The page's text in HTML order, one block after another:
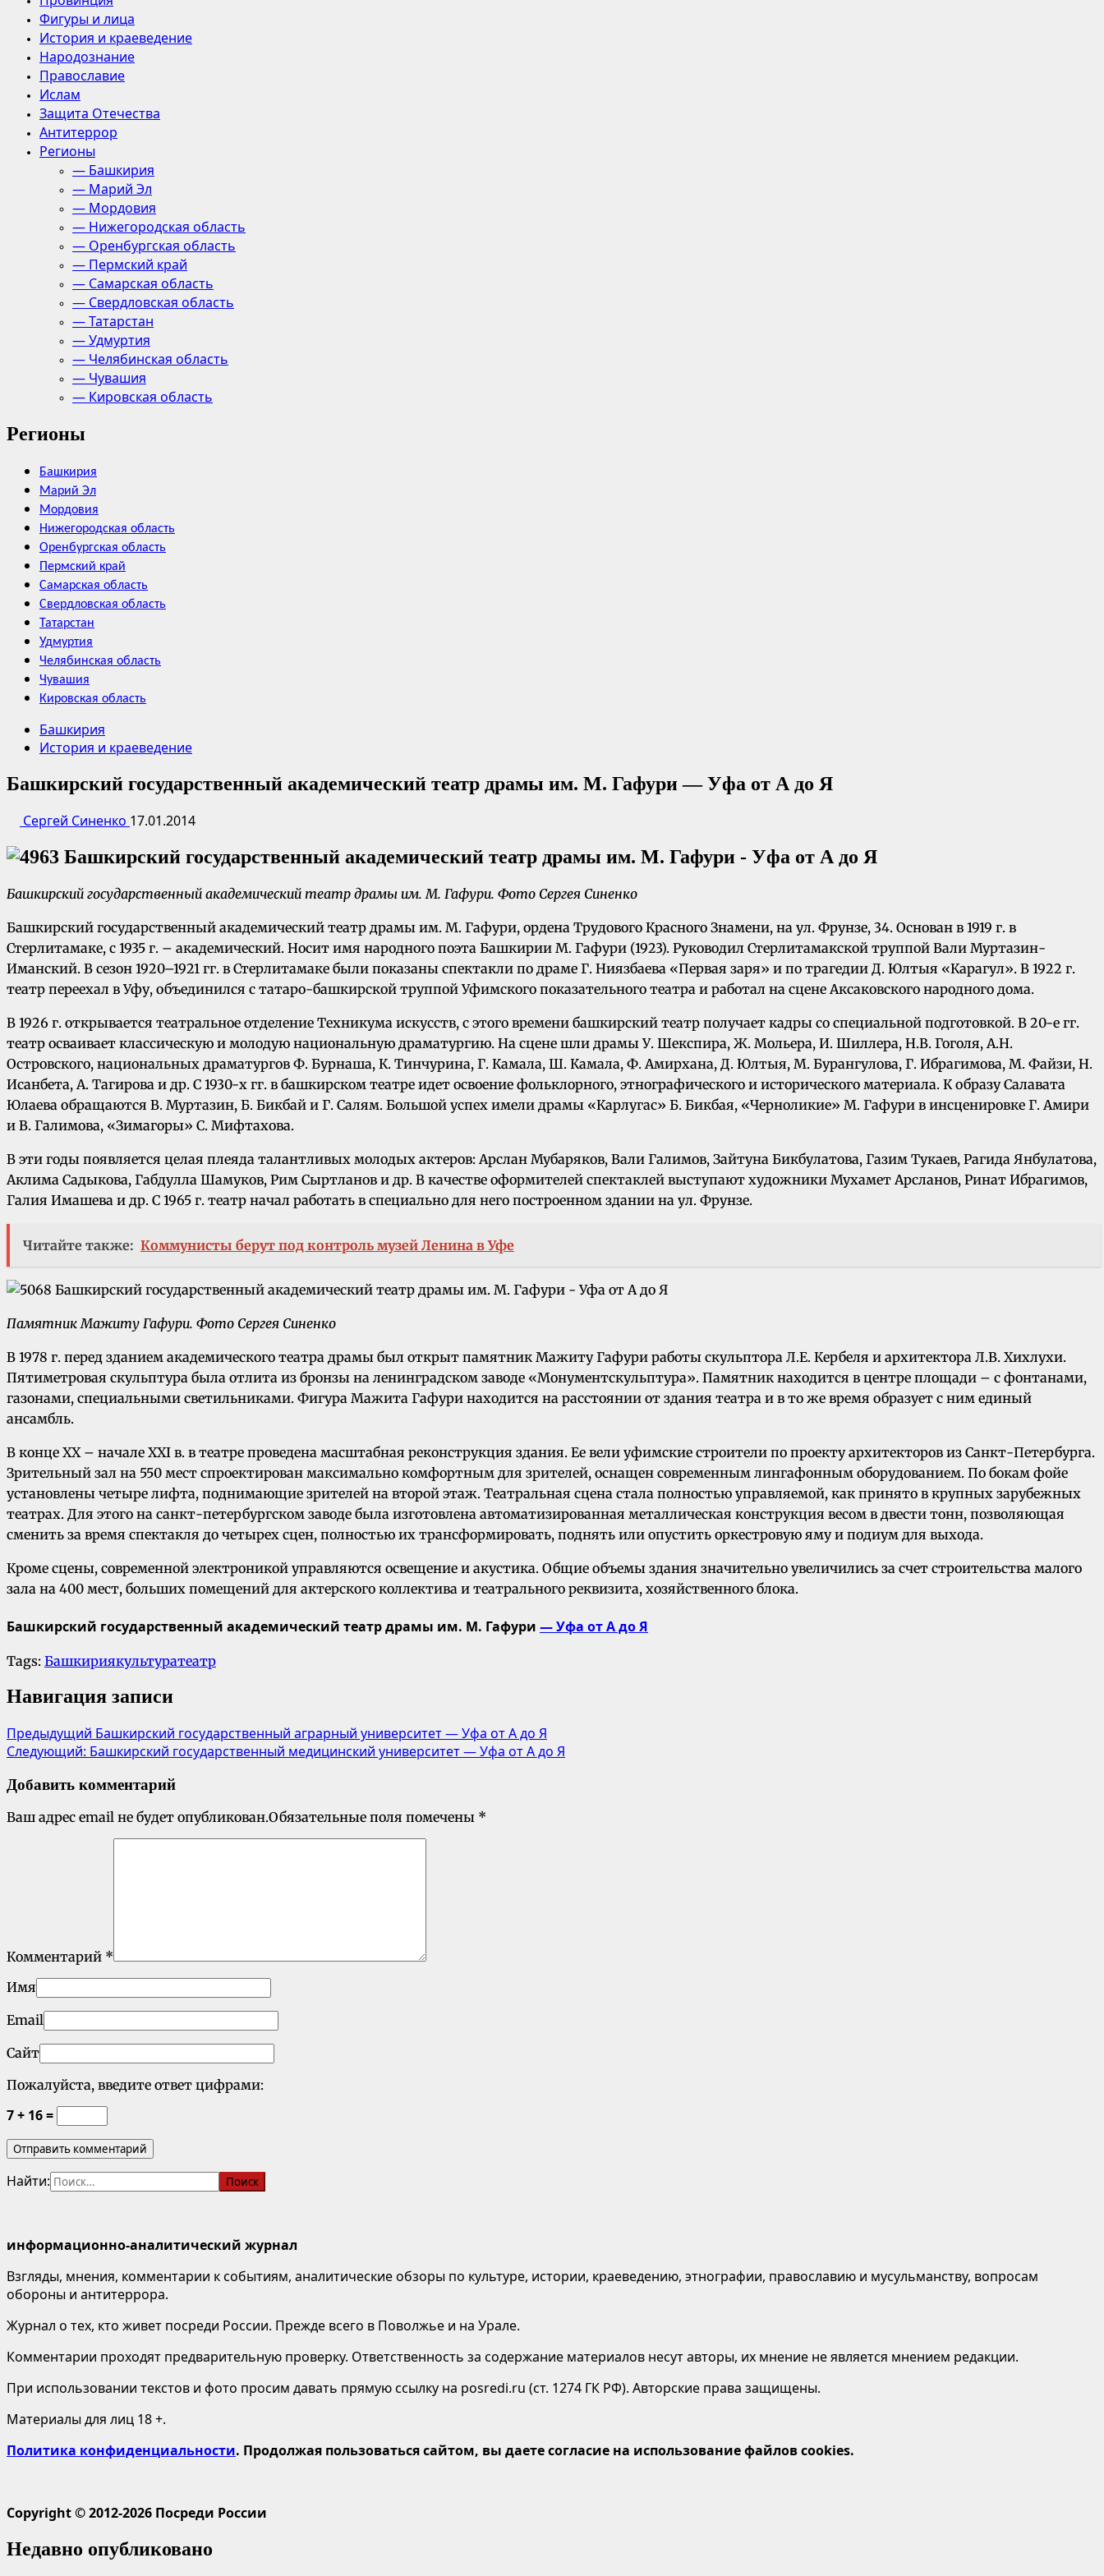
Фигуры и лица
История и краеведение
Народознание
Православие
Ислам
Защита Отечества
Антитеррор
Регионы
— Башкирия
— Марий Эл
— Мордовия
— Нижегородская область
— Оренбургская область
— Пермский край
— Самарская область
— Свердловская область
— Татарстан
— Удмуртия
— Челябинская область
— Чувашия
— Кировская область
Регионы
Башкирия
Марий Эл
Мордовия
Нижегородская область
Оренбургская область
Пермский край
Самарская область
Свердловская область
Татарстан
Удмуртия
Челябинская область
Чувашия
Кировская область
Башкирия
История и краеведение
Башкирский государственный академический театр драмы им. М. Гафури — Уфа от А до Я
Сергей Синенко 17.01.2014
Башкирский государственный академический театр драмы им. М. Гафури. Фото Сергея Синенко
Башкирский государственный академический театр драмы им. М. Гафури, ордена Трудового Красного Знамени, на ул. Фрунзе, 34. Основан в 1919 г. в
Стерлитамаке, с 1935 г. – академический. Носит имя народного поэта Башкирии М. Гафури (1923). Руководил Стерлитамакской труппой Вали Муртазин-
Иманский. В сезон 1920–1921 гг. в Стерлитамаке были показаны спектакли по драме Г. Ниязбаева «Первая заря» и по трагедии Д. Юлтыя «Карагул». В 1922 г.
театр переехал в Уфу, объединился с татаро-башкирской труппой Уфимского показательного театра и работал на сцене Аксаковского народного дома.
В 1926 г. открывается театральное отделение Техникума искусств, с этого времени башкирский театр получает кадры со специальной подготовкой. В 20-е гг.
театр осваивает классическую и молодую национальную драматургию. На сцене шли драмы У. Шекспира, Ж. Мольера, И. Шиллера, Н.В. Гоголя, А.Н.
Островского, национальных драматургов Ф. Бурнаша, К. Тинчурина, Г. Камала, Ш. Камала, Ф. Амирхана, Д. Юлтыя, М. Бурангулова, Г. Ибрагимова, М. Файзи, Н.
Исанбета, А. Тагирова и др. С 1930-х гг. в башкирском театре идет освоение фольклорного, этнографического и исторического материала. К образу Салавата
Юлаева обращаются В. Муртазин, Б. Бикбай и Г. Салям. Большой успех имели драмы «Карлугас» Б. Бикбая, «Черноликие» М. Гафури в инсценировке Г. Амири
и В. Галимова, «Зимагоры» С. Мифтахова.
В эти годы появляется целая плеяда талантливых молодых актеров: Арслан Мубаряков, Вали Галимов, Зайтуна Бикбулатова, Газим Тукаев, Рагида Янбулатова,
Аклима Садыкова, Габдулла Шамуков, Рим Сыртланов и др. В качестве оформителей спектаклей выступают художники Мухамет Арсланов, Ринат Ибрагимов,
Галия Имашева и др. С 1965 г. театр начал работать в специально для него построенном здании на ул. Фрунзе.
Читайте также: Коммунисты берут под контроль музей Ленина в Уфе
Памятник Мажиту Гафури. Фото Сергея Синенко
В 1978 г. перед зданием академического театра драмы был открыт памятник Мажиту Гафури работы скульптора Л.Е. Кербеля и архитектора Л.В. Хихлухи.
Пятиметровая скульптура была отлита из бронзы на ленинградском заводе «Монументскульптура». Памятник находится в центре площади – с фонтанами,
газонами, специальными светильниками. Фигура Мажита Гафури находится на расстоянии от здания театра и в то же время образует с ним единый
ансамбль.
В конце XX – начале XXI в. в театре проведена масштабная реконструкция здания. Ее вели уфимские строители по проекту архитекторов из Санкт-Петербурга.
Зрительный зал на 550 мест спроектирован максимально комфортным для зрителей, оснащен современным лингафонным оборудованием. По бокам фойе
установлены четыре лифта, поднимающие зрителей на второй этаж. Театральная сцена стала полностью управляемой, как принято в крупных зарубежных
театрах. Для этого на санкт-петербургском заводе была изготовлена автоматизированная металлическая конструкция весом в двести тонн, позволяющая
сменить за время спектакля до четырех сцен, полностью их трансформировать, поднять или опустить оркестровую яму и подиум для выхода.
Кроме сцены, современной электроникой управляются освещение и акустика. Общие объемы здания значительно увеличились за счет строительства малого
зала на 400 мест, больших помещений для актерского коллектива и театрального реквизита, хозяйственного блока.
Башкирский государственный академический театр драмы им. М. Гафури — Уфа от А до Я
Tags: Башкириякультуратеатр
Навигация записи
Предыдущий Башкирский государственный аграрный университет — Уфа от А до Я
Следующий: Башкирский государственный медицинский университет — Уфа от А до Я
Добавить комментарий
Ваш адрес email не будет опубликован.Обязательные поля помечены *
Комментарий *
Имя
Email
Сайт
Пожалуйста, введите ответ цифрами:
7 + 16 =
Найти:
информационно-аналитический журнал
Взгляды, мнения, комментарии к событиям, аналитические обзоры по культуре, истории, краеведению, этнографии, православию и мусульманству, вопросам
обороны и антитеррора.
Журнал о тех, кто живет посреди России. Прежде всего в Поволжье и на Урале.
Комментарии проходят предварительную проверку. Ответственность за содержание материалов несут авторы, их мнение не является мнением редакции.
При использовании текстов и фото просим давать прямую ссылку на posredi.ru (ст. 1274 ГК РФ). Авторские права защищены.
Материалы для лиц 18 +.
Политика конфиденциальности. Продолжая пользоваться сайтом, вы даете согласие на использование файлов cookies.
Copyright © 2012-2026 Посреди России
Недавно опубликовано